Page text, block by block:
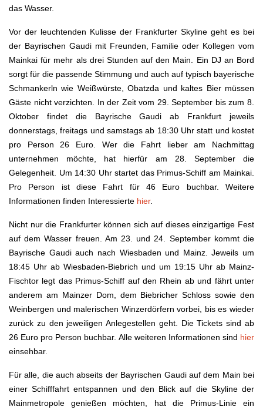
das Wasser.
Vor der leuchtenden Kulisse der Frankfurter Skyline geht es bei
der Bayrischen Gaudi mit Freunden, Familie oder Kollegen vom
Mainkai für mehr als drei Stunden auf den Main. Ein DJ an Bord
sorgt für die passende Stimmung und auch auf typisch bayerische
Schmankerln wie Weißwürste, Obatzda und kaltes Bier müssen
Gäste nicht verzichten. In der Zeit vom 29. September bis zum 8.
Oktober findet die Bayrische Gaudi ab Frankfurt jeweils
donnerstags, freitags und samstags ab 18:30 Uhr statt und kostet
pro Person 26 Euro. Wer die Fahrt lieber am Nachmittag
unternehmen möchte, hat hierfür am 28. September die
Gelegenheit. Um 14:30 Uhr startet das Primus-Schiff am Mainkai.
Pro Person ist diese Fahrt für 46 Euro buchbar. Weitere
Informationen finden Interessierte hier.
Nicht nur die Frankfurter können sich auf dieses einzigartige Fest
auf dem Wasser freuen. Am 23. und 24. September kommt die
Bayrische Gaudi auch nach Wiesbaden und Mainz. Jeweils um
18:45 Uhr ab Wiesbaden-Biebrich und um 19:15 Uhr ab Mainz-
Fischtor legt das Primus-Schiff auf den Rhein ab und fährt unter
anderem am Mainzer Dom, dem Biebricher Schloss sowie den
Weinbergen und malerischen Winzerdörfern vorbei, bis es wieder
zurück zu den jeweiligen Anlegestellen geht. Die Tickets sind ab
26 Euro pro Person buchbar. Alle weiteren Informationen sind hier
einsehbar.
Für alle, die auch abseits der Bayrischen Gaudi auf dem Main bei
einer Schifffahrt entspannen und den Blick auf die Skyline der
Mainmetropole genießen möchten, hat die Primus-Linie ein